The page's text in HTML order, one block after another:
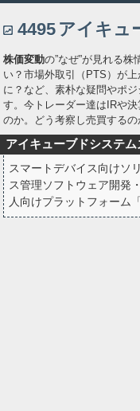
イ
ー
ト
4495 アイキュ
株価変動の”なぜ”が見れる
い？市場外取引（PTS）が
に？など、素朴な疑問やポ
す。今トレーダー達はIRや
のか。どう考察し売買するの
アイキューブドシステム
スマートデバイス向けソ
ス管理ソフトウェア開発
人向けプラットフォーム